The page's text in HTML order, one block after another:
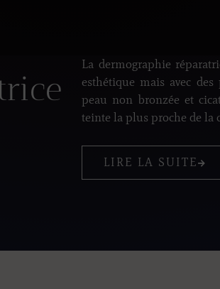
La dermographie
esthétique mais avec
peau non bronzée et
teinte la plus proche de la
LIRE LA SUITE